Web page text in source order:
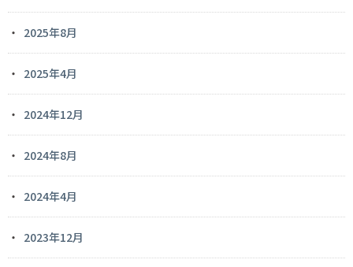
2025年8月
2025年4月
2024年12月
2024年8月
2024年4月
2023年12月